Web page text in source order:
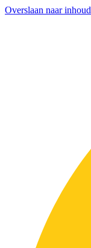
Overslaan naar inhoud